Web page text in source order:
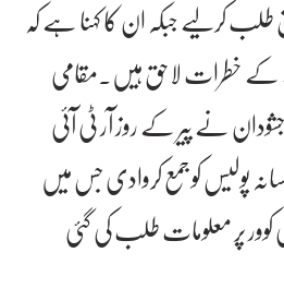
کرلیے جبکہ ان کا کہنا ہے کہ
خطرات لاحق ہیں۔مقامی
نے پیر کے روز آر ٹی آئی
پولیس کو جمع کروادی جس میں
پر معلومات طلب کی گئی